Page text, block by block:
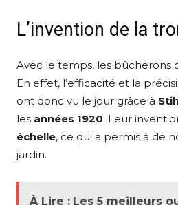
L’invention de la
Avec le temps, les bûcherons
En effet, l’efficacité et la
ont donc vu le jour grâce à
les années 1920. Leur
échelle, ce qui a permis à de
jardin.
À Lire : Les 5 meilleurs